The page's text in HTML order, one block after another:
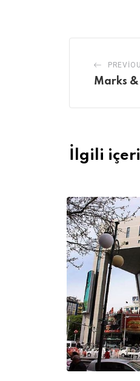
Marks &
İlgili